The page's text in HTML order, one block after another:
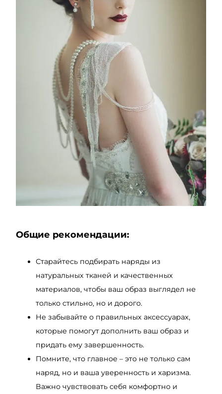
Общие рекомендации:
Старайтесь подбирать наряды из
натуральных тканей и качественных
материалов, чтобы ваш образ выглядел не
только стильно, но и дорого.
Не забывайте о правильных аксессуарах,
которые помогут дополнить ваш образ и
придать ему завершенность.
Помните, что главное – это не только сам
наряд, но и ваша уверенность и харизма.
Важно чувствовать себя комфортно и